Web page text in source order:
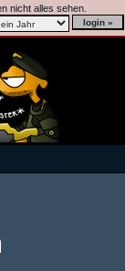
nicht alles sehen.